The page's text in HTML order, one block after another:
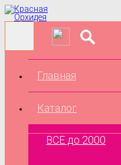
Главная
Каталог
ВСЕ до 2000